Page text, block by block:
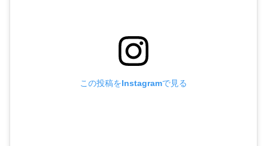
この投稿をInstagramで見る